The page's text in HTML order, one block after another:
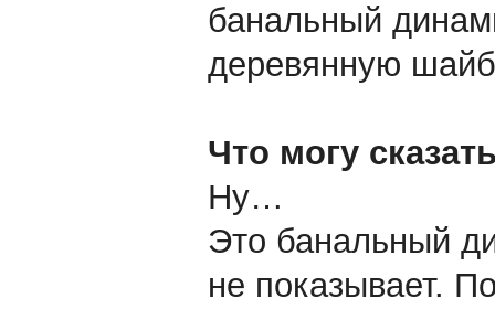
банальный
деревянную
Что могу
Ну…
Это банальный
не показывает.